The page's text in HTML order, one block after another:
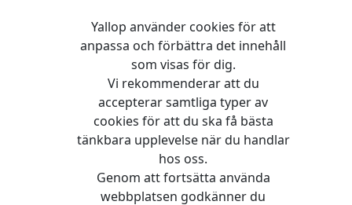
kassan
Yallop använder cookies för att
anpassa och förbättra det innehåll
som visas för dig.
Vi rekommenderar att du
accepterar samtliga typer av
cookies för att du ska få bästa
tänkbara upplevelse när du handlar
hos oss.
Genom att fortsätta använda
webbplatsen godkänner du